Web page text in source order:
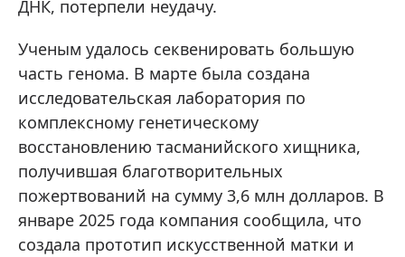
ДНК, потерпели неудачу.
Ученым удалось секвенировать большую
часть генома. В марте была создана
исследовательская лаборатория по
комплексному генетическому
восстановлению тасманийского хищника,
получившая благотворительных
пожертвований на сумму 3,6 млн долларов. В
январе 2025 года компания сообщила, что
создала прототип искусственной матки и